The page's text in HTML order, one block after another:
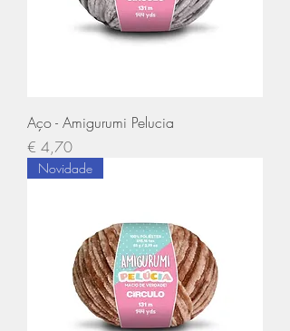
Aço - Amigurumi Pelucia
Preço
€ 4,70
Novidade